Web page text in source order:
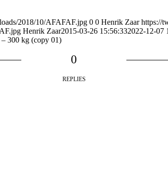
2018/10/AFAFAF.jpg 0 0 Henrik Zaar https://
Henrik Zaar2015-03-26 15:56:332022-12-07
300 kg (copy 01)
0
REPLIES